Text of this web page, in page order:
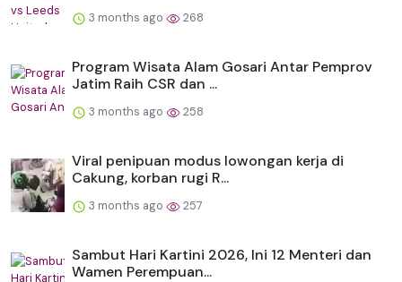
3 months ago 268
Program Wisata Alam Gosari Antar Pemprov
Jatim Raih CSR dan ...
3 months ago 258
Viral penipuan modus lowongan kerja di
Cakung, korban rugi R...
3 months ago 257
Sambut Hari Kartini 2026, Ini 12 Menteri dan
Wamen Perempuan...